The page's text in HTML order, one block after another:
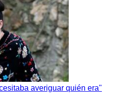
averiguar quién era"